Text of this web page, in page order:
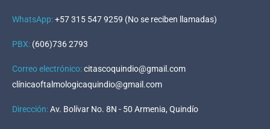
WhatsApp:+57 315 547 9259 (No se reciben llamadas)
PBX: (606)736 2793
Correo electrónico:citascoquindio@gmail.com
clínicaoftalmologicaquindio@gmail.com
Dirección:Av. Bolívar No. 8N - 50 Armenia, Quindío